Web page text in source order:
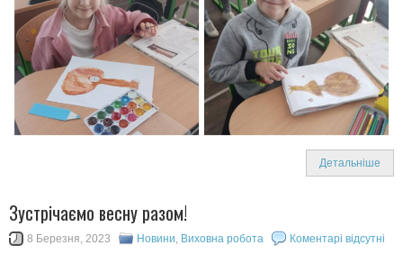
Детальніше
Зустрічаємо весну разом!
8 Березня, 2023 Новини Виховна робота Коментарі відсутні